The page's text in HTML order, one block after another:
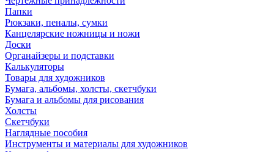
Папки
Рюкзаки, пеналы, сумки
Канцелярские ножницы и ножи
Доски
Органайзеры и подставки
Калькуляторы
Товары для художников
Бумага, альбомы, холсты, скетчбуки
Бумага и альбомы для рисования
Холсты
Скетчбуки
Наглядные пособия
Инструменты и материалы для художников